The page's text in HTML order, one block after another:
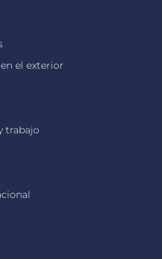
el exterior
trabajo